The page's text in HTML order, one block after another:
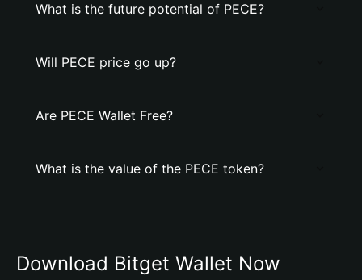
What is the future potential of PECE?
Will PECE price go up?
Are PECE Wallet Free?
What is the value of the PECE token?
Download Bitget Wallet Now